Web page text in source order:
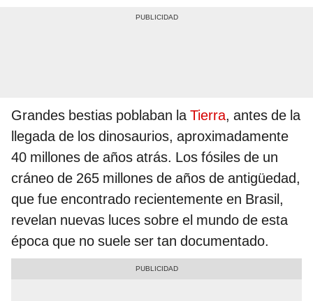
Grandes bestias poblaban laTierra, antes de la
llegada de los dinosaurios, aproximadamente
40 millones de años atrás. Los fósiles de un
cráneo de 265 millones de años de antigüedad,
que fue encontrado recientemente en Brasil,
revelan nuevas luces sobre el mundo de esta
época que no suele ser tan documentado.